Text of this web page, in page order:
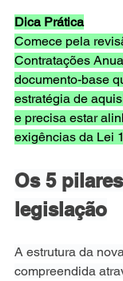
Dica Prática
Comece pela
Contratações
documento-base
estratégia de
e precisa estar
exigências da Lei
Os 5
legislação
A estrutura da
compreendida